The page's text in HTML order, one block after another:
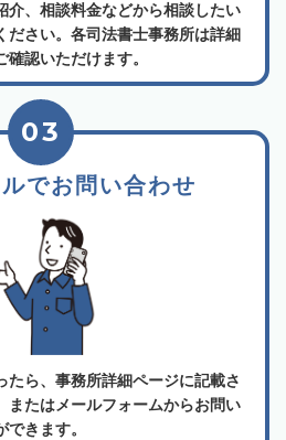
介、相談料金などから相談したい
ださい。各司法書士事務所は詳細
認いただけます。
でお問い合わせ
03
たら、事務所詳細ページに記載さ
またはメールフォームからお問い
きます。